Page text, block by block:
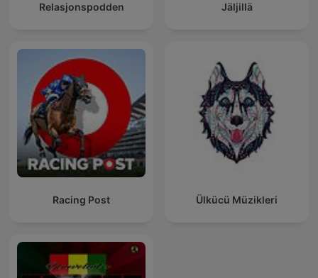
Relasjonspodden Jäljillä
Racing Post Ülkücü Müzikleri